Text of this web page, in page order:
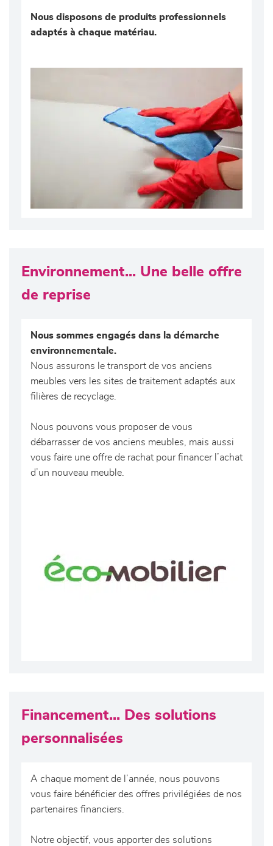
Nous disposons de produits professionnels
adaptés à chaque matériau.
Environnement... Une belle offre
de reprise
Nous sommes engagés dans la démarche
environnementale.
Nous assurons le transport de vos anciens
meubles vers les sites de traitement adaptés aux
filières de recyclage.
Nous pouvons vous proposer de vous
débarrasser de vos anciens meubles, mais aussi
vous faire une offre de rachat pour financer l’achat
d’un nouveau meuble.
Financement... Des solutions
personnalisées
A chaque moment de l’année, nous pouvons
vous faire bénéficier des offres privilégiées de nos
partenaires financiers.
Notre objectif, vous apporter des solutions